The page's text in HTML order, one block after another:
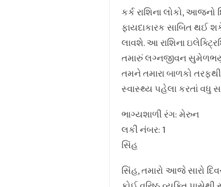
કર્ક રાશિના લોકો, આજનો
ફાયદાકારક સાબિત થઈ
લાવશે. આ રાશિના
તમારું લગ્નજીવન સુમેળભર્યું
તમને તમારા બાળકો
સ્વાસ્થ્ય પહેલા કરતાં વધુ
ભાગ્યશાળી રંગ: મેરુન
લકી નંબર: 1
સિંહ
સિંહ, તમારો આજે સારો